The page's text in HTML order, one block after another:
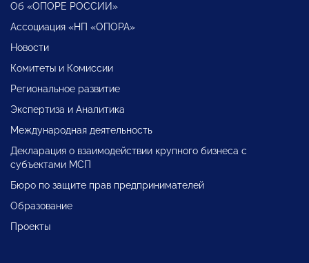
Об «ОПОРЕ РОССИИ»
Ассоциация «НП «ОПОРА»
Новости
Комитеты и Комиссии
Региональное развитие
Экспертиза и Аналитика
Международная деятельность
Декларация о взаимодействии крупного бизнеса с
субъектами МСП
Бюро по защите прав предпринимателей
Образование
Проекты